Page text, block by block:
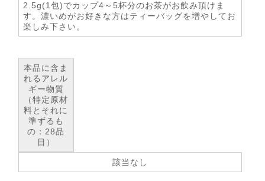
2.5g(1包)でカップ4～5杯分のお茶がお飲み頂けま
す。濃いめがお好きな方はティーバッグを増やしてお
楽しみ下さい。
本品に含ま
れるアレル
ギー物質
（特定原材
料とそれに
準ずるも
の：28品
目）
該当なし